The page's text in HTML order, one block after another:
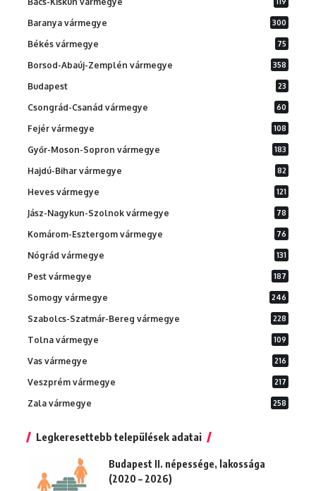
Baranya vármegye 300
Békés vármegye 75
Borsod-Abaúj-Zemplén vármegye 358
Budapest 23
Csongrád-Csanád vármegye 60
Fejér vármegye 108
Győr-Moson-Sopron vármegye 183
Hajdú-Bihar vármegye 82
Heves vármegye 121
Jász-Nagykun-Szolnok vármegye 78
Komárom-Esztergom vármegye 76
Nógrád vármegye 131
Pest vármegye 187
Somogy vármegye 246
Szabolcs-Szatmár-Bereg vármegye 228
Tolna vármegye 109
Vas vármegye 216
Veszprém vármegye 217
Zala vármegye 258
Legkeresettebb települések adatai
Budapest II. népessége, lakossága
(2020 – 2026)